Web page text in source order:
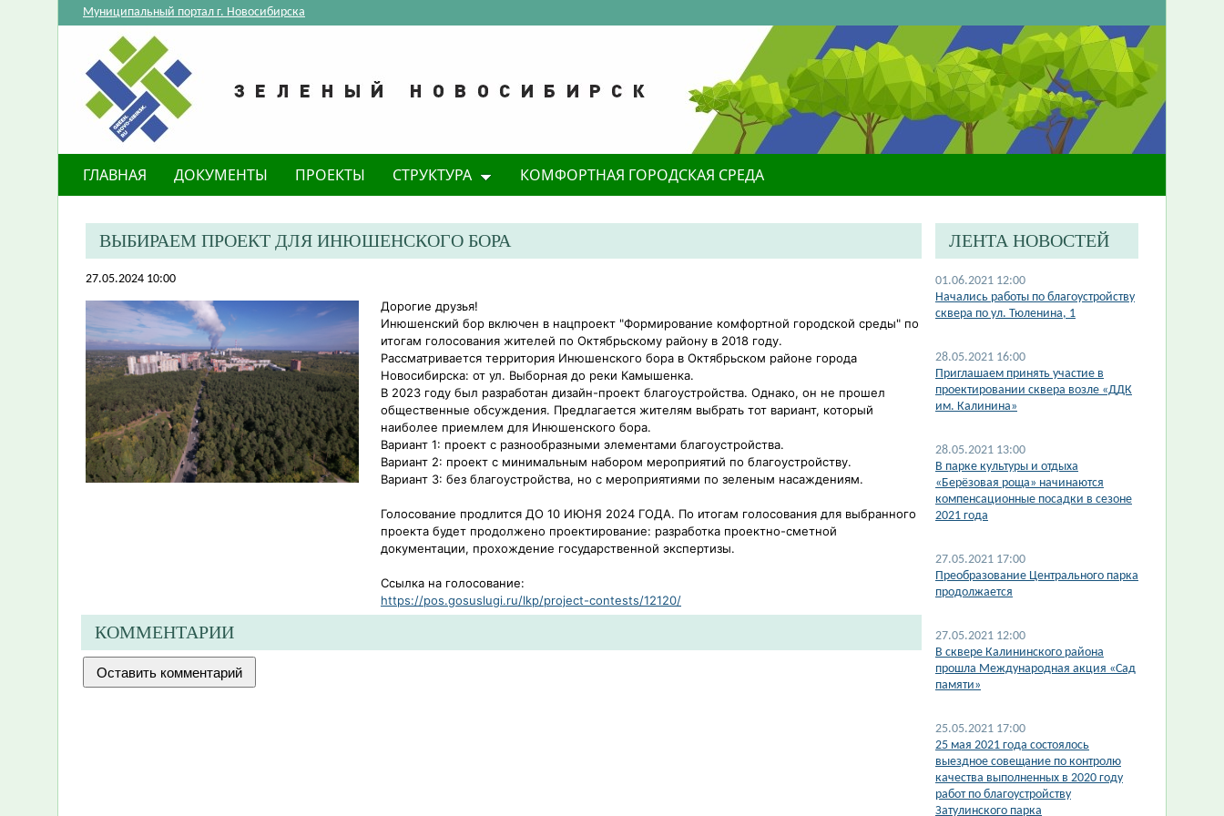
Муниципальный портал г. Новосибирска
ГЛАВНАЯ ДОКУМЕНТЫ ПРОЕКТЫ СТРУКТУРА КОМФОРТНАЯ ГОРОДСКАЯ СРЕДА
ВЫБИРАЕМ ПРОЕКТ ДЛЯ ИНЮШЕНСКОГО БОРА
27.05.2024 10:00
Дорогие друзья!
Инюшенский бор включен в нацпроект "Формирование комфортной городской среды" по
итогам голосования жителей по Октябрьскому району в 2018 году.
Рассматривается территория Инюшенского бора в Октябрьском районе города
Новосибирска: от ул. Выборная до реки Камышенка.
В 2023 году был разработан дизайн-проект благоустройства. Однако, он не прошел
общественные обсуждения. Предлагается жителям выбрать тот вариант, который
наиболее приемлем для Инюшенского бора.
Вариант 1: проект с разнообразными элементами благоустройства.
Вариант 2: проект с минимальным набором мероприятий по благоустройству.
Вариант 3: без благоустройства, но с мероприятиями по зеленым насаждениям.
Голосование продлится ДО 10 ИЮНЯ 2024 ГОДА. По итогам голосования для выбранного
проекта будет продолжено проектирование: разработка проектно-сметной
документации, прохождение государственной экспертизы.
Ссылка на голосование:
https://pos.gosuslugi.ru/lkp/project-contests/12120/​
КОММЕНТАРИИ
ЛЕНТА НОВОСТЕЙ
01.06.2021 12:00
Начались работы по благоустройству
сквера по ул. Тюленина, 1
28.05.2021 16:00
Приглашаем принять участие в
проектировании сквера возле «ДДК
им. Калинина»
28.05.2021 13:00
В парке культуры и отдыха
«Берёзовая роща» начинаются
компенсационные посадки в сезоне
2021 года
27.05.2021 17:00
​Преобразование Центрального парка
продолжается
27.05.2021 12:00
В сквере Калининского района
прошла Международная акция «Сад
памяти»
25.05.2021 17:00
​25 мая 2021 года состоялось
выездное совещание по контролю
качества выполненных в 2020 году
работ по благоустройству
Затулинского парка